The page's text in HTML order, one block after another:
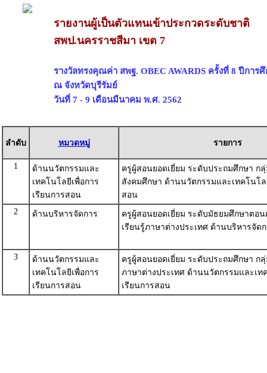
รายงานผู้เป็นตัวแทนเข้าประกวดระดับชาติ
สพป.นครราชสีมา เขต 7
รางวัลทรงคุณค่า สพฐ. OBEC AWARDS ครั้งที่ 8 ปีการ
ณ จังหวัดบุรีรัมย์
วันที่ 7 - 9 เดือนมีนาคม พ.ศ. 2562
ลำดับ หมวดหมู่ รายการ
1
ด้านนวัตกรรมและ
เทคโนโลยีเพื่อการ
เรียนการสอน
ครูผู้สอนยอดเยี่ยม ระดับประถมศึกษา ก
สังคมศึกษา ด้านนวัตกรรมและเทคโนโล
สอน
2
ด้านบริหารจัดการ
ครูผู้สอนยอดเยี่ยม ระดับมัธยมศึกษาตอ
เรียนรู้ภาษาต่างประเทศ ด้านบริหารจัด
3
ด้านนวัตกรรมและ
เทคโนโลยีเพื่อการ
เรียนการสอน
ครูผู้สอนยอดเยี่ยม ระดับประถมศึกษา ก
ภาษาต่างประเทศ ด้านนวัตกรรมและเท
เรียนการสอน